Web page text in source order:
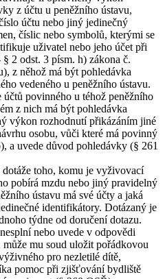
z účtu u peněžního ústavu,
účtu nebo jiný jedinečný
číslic nebo symbolů, kterými se
uživatel nebo jeho účet při
2 odst. 3 písm. h) zákona č.
z něhož má být pohledávka
vedeného u peněžního ústavu.
povinného u téhož peněžního
z nich má být pohledávka
výkon rozhodnutí přikázáním jiné
osobu, vůči které má povinný
a uvede důvod pohledávky (§ 261
dotáže toho, komu je vyživovací
pobírá mzdu nebo jiný pravidelný
ústavu má své účty a jaká
identifikátory. Dotázaný je
týdne od doručení dotazu.
nebo uvede v odpovědi
mu soud uložit pořádkovou
pro nezletilé dítě,
pomoc při zjišťování bydliště